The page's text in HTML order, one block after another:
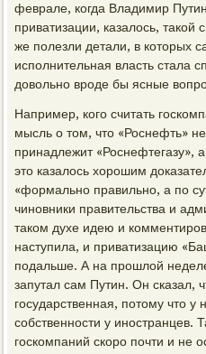
феврале, когда Владимир
приватизации, казалось,
же полезли детали, в которых
исполнительная власть стала
довольно вроде бы ясные
Например, кого считать
мысль о том, что «Роснефть»
принадлежит «Роснефтегазу»,
это казалось хорошим
«формально правильно, а по
чиновники правительства и
таком духе идею и
наступила, и приватизацию
подальше. А на прошлой
запутал сам Путин. Он сказал,
государственная, потому что у
собственности у иностранцев.
госкомпаний скоро почти и не